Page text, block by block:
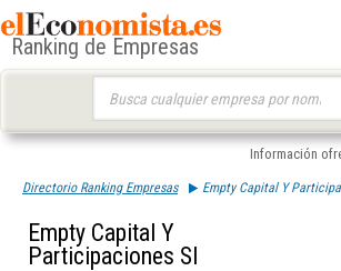
Ranking de Empresas
Información
Directorio Ranking Empresas Empty Capital Y
Empty Capital Y
Participaciones Sl